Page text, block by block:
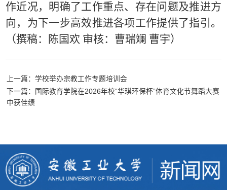
作近况，明确了工作重点、存在问题及推进方
向，为下一步高效推进各项工作提供了指引。
（撰稿：陈国欢 审核：曹瑞斓 曹宇）
上一篇：学校举办宗教工作专题培训会
下一篇：国际教育学院在2026年校“华琪环保杯”体育文化节舞蹈大赛
中获佳绩